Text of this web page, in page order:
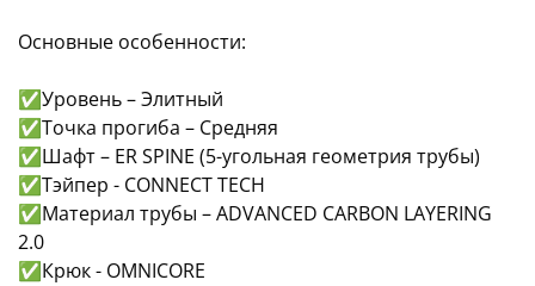
Основные особенности:
✅Уровень – Элитный
✅Точка прогиба – Средняя
✅Шафт – ER SPINE (5-угольная геометрия трубы)
✅Тэйпер - CONNECT TECH
✅Материал трубы – ADVANCED CARBON LAYERING
2.0
✅Крюк - OMNICORE